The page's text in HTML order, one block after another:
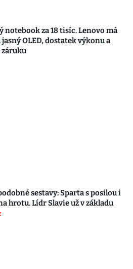
notebook za 18 tisíc. Lenovo má
OLED, dostatek výkonu a
sestavy: Sparta s posilou i
hrotu. Lídr Slavie už v základu